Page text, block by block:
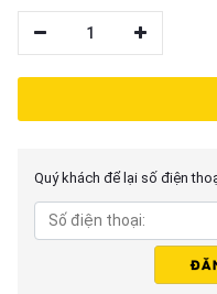
1
Quý khách để lại số điện
English